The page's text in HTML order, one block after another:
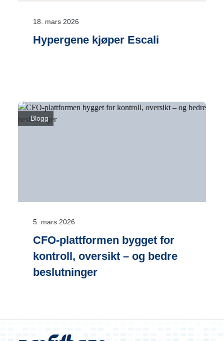
18. mars 2026
Hypergene kjøper Escali
Blogg
5. mars 2026
CFO-plattformen bygget for
kontroll, oversikt – og bedre
beslutninger